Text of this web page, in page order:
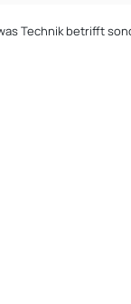
Technik betrifft